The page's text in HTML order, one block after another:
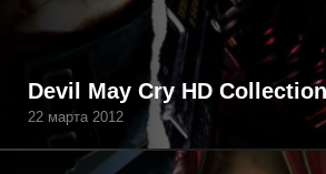
Devil May Cry HD Collection
22 марта 2012